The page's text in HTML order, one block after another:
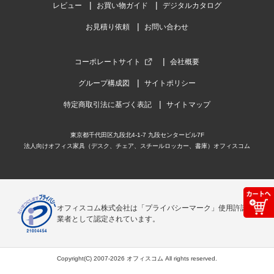
レビュー お買い物ガイド デジタルカタログ
お見積り依頼 お問い合わせ
コーポレートサイト 会社概要
グループ構成図 サイトポリシー
特定商取引法に基づく表記 サイトマップ
東京都千代田区九段北4-1-7 九段センタービル7F
法人向けオフィス家具（デスク、チェア、スチールロッカー、書庫）オフィスコム
オフィスコム株式会社は「プライバシーマーク」使用許諾事
業者として認定されています。
Copyright(C) 2007-2026 オフィスコム All rights reserved.